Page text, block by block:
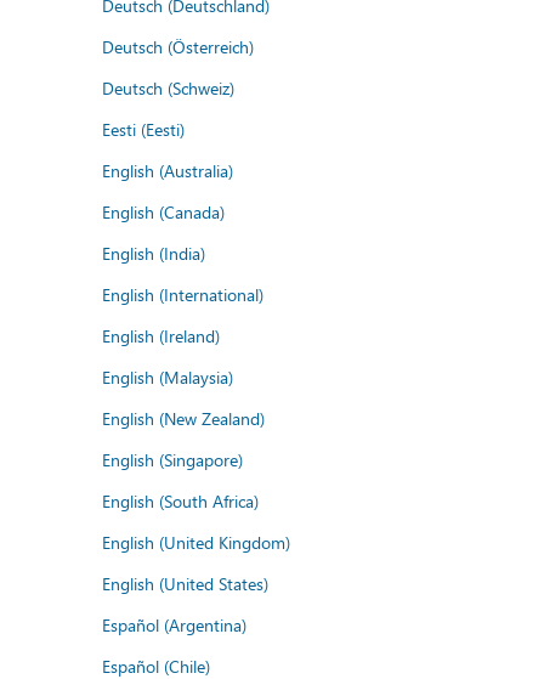
Deutsch (Deutschland)
Deutsch (Österreich)
Deutsch (Schweiz)
Eesti (Eesti)
English (Australia)
English (Canada)
English (India)
English (International)
English (Ireland)
English (Malaysia)
English (New Zealand)
English (Singapore)
English (South Africa)
English (United Kingdom)
English (United States)
Español (Argentina)
Español (Chile)